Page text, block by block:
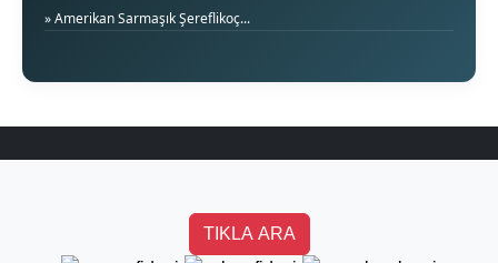
» Amerikan Sarmaşık Şereflikoç...
TIKLA ARA